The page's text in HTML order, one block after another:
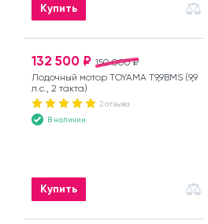
Купить
150 000 ₽
132 500 ₽
Лодочный мотор TOYAMA T9,9BMS (9,9
л.с., 2 такта)
2 отзыва
В наличии
Купить